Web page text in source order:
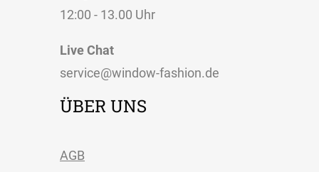
12:00 - 13.00 Uhr
Live Chat
service@window-fashion.de
ÜBER UNS
AGB